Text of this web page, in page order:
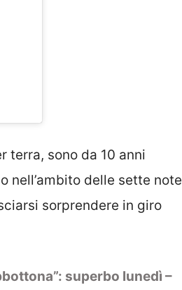
terra, sono da 10 anni
nell’ambito delle sette note
sorprendere in giro
superbo lunedì –